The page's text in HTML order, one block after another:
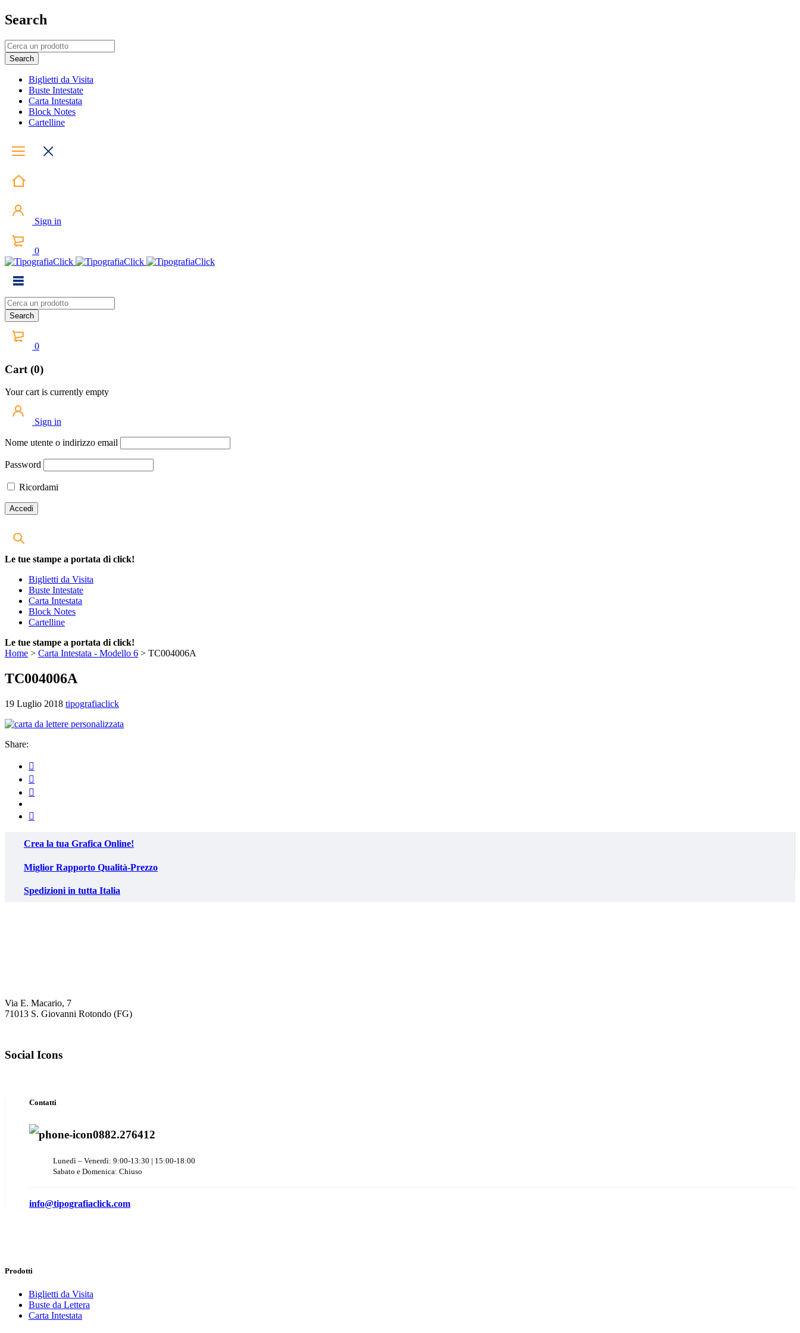
Search
Biglietti da Visita
Buste Intestate
Carta Intestata
Block Notes
Cartelline
Sign in
0
0
Cart (0)
Your cart is currently empty
Sign in
Nome utente o indirizzo email
Password
Ricordami
Le tue stampe a portata di click!
Biglietti da Visita
Buste Intestate
Carta Intestata
Block Notes
Cartelline
Le tue stampe a portata di click!
Home > Carta Intestata - Modello 6 > TC004006A
TC004006A
19 Luglio 2018 tipografiaclick
Share:
Crea la tua Grafica Online!
Miglior Rapporto Qualità-Prezzo
Spedizioni in tutta Italia
Via E. Macario, 7
71013 S. Giovanni Rotondo (FG)
Social Icons
Contatti
0882.276412
Lunedì – Venerdì: 9:00-13:30 | 15:00-18:00
Sabato e Domenica: Chiuso
info@tipografiaclick.com
Prodotti
Biglietti da Visita
Buste da Lettera
Carta Intestata